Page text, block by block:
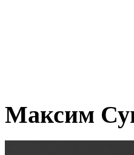
Максим